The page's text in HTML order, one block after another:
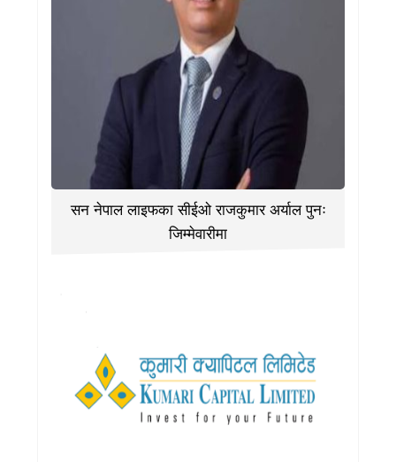
सन नेपाल लाइफका सीईओ राजकुमार अर्याल पुनः
जिम्मेवारीमा